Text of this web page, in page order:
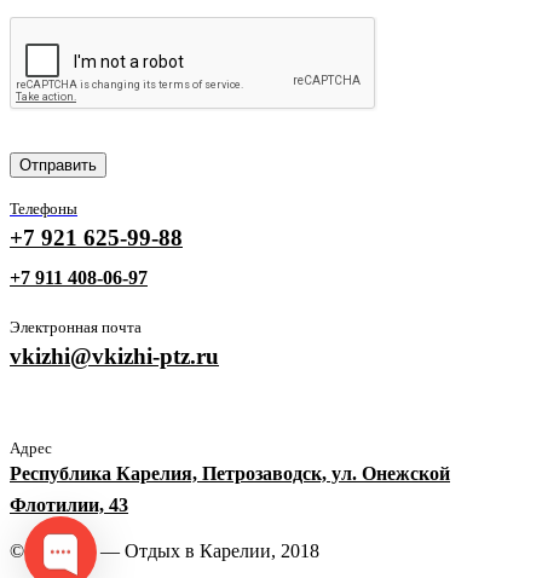
Телефоны
+7 921 625-99-88
+7 911 408-06-97
Электронная почта
vkizhi@vkizhi-ptz.ru
Адрес
Республика Карелия, Петрозаводск, ул. Онежской
Флотилии, 43
© В Кижи — Отдых в Карелии, 2018